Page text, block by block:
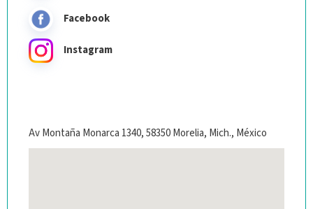
Facebook
Instagram
Av Montaña Monarca 1340, 58350 Morelia, Mich., México